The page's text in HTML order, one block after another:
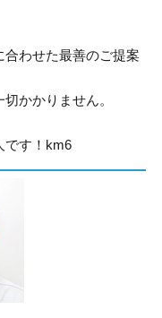
わせた最善のご提案
かかりません。
です！km6